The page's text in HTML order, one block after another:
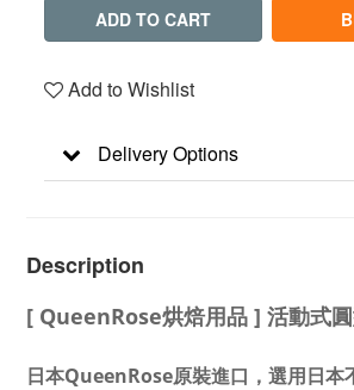
ADD TO CART
Add to Wishlist
Delivery Options
Description
[ QueenRose烘焙用品 ] 活動式
日本QueenRose原裝進口，選用日本